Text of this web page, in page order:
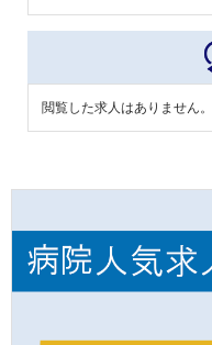
閲覧した求人はありません。